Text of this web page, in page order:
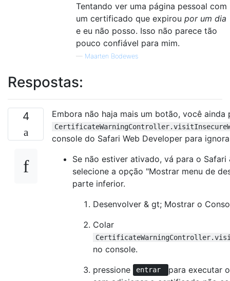
Tentando ver uma página pessoal com
um certificado que expirou por um dia
e eu não posso. Isso não parece tão
pouco confiável para mim.
— Maarten Bodewes
Respostas:
4 Embora não haja mais um botão, você ainda
console do Safari Web Developer para
Se não estiver ativado, vá para o
selecione a opção "Mostrar menu de
parte inferior.
Desenvolver & gt; Mostrar o
Colar
no console.
pressione
entrar
para executar